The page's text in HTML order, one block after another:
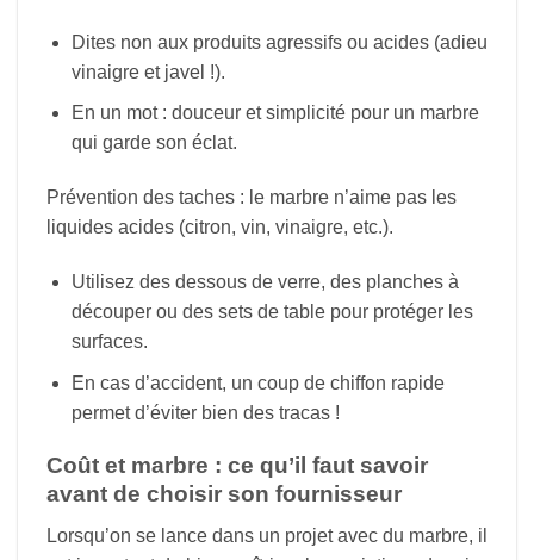
Dites non aux produits agressifs ou acides (adieu
vinaigre et javel !).
En un mot : douceur et simplicité pour un marbre
qui garde son éclat.
Prévention des taches : le marbre n’aime pas les
liquides acides (citron, vin, vinaigre, etc.).
Utilisez des dessous de verre, des planches à
découper ou des sets de table pour protéger les
surfaces.
En cas d’accident, un coup de chiffon rapide
permet d’éviter bien des tracas !
Coût et marbre : ce qu’il faut savoir
avant de choisir son fournisseur
Lorsqu’on se lance dans un projet avec du marbre, il